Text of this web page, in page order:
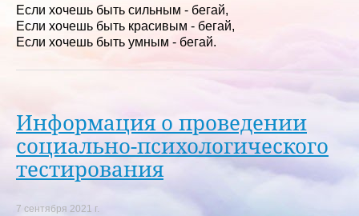
Если хочешь быть сильным - бегай,
Если хочешь быть красивым - бегай,
Если хочешь быть умным - бегай.
Информация о проведении
социально-психологического
тестирования
7 сентября 2021 г.